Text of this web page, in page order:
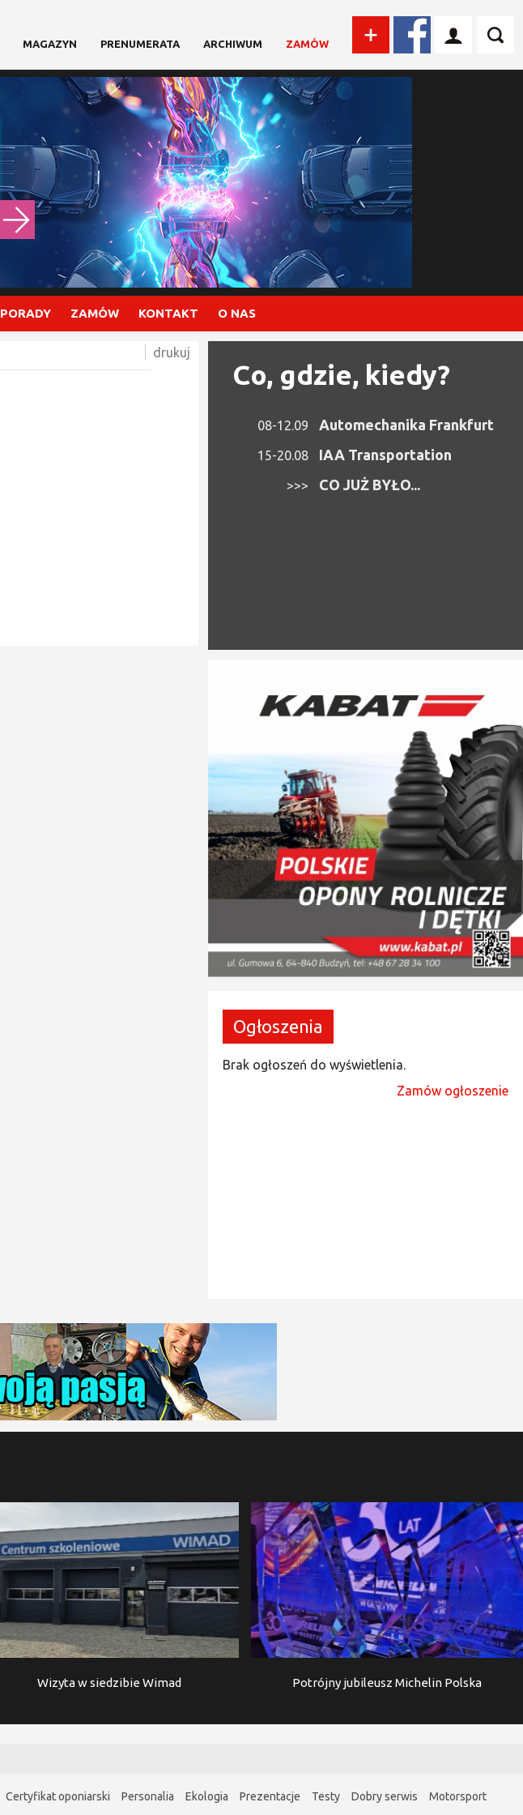
MAGAZYN PRENUMERATA ARCHIWUM ZAMÓW
PORADY ZAMÓW KONTAKT O NAS
drukuj
Co, gdzie, kiedy?
08-12.09 Automechanika Frankfurt
15-20.08 IAA Transportation
>>> CO JUŻ BYŁO...
Ogłoszenia
Brak ogłoszeń do wyświetlenia.
Zamów ogłoszenie
Wizyta w siedzibie Wimad Potrójny jubileusz Michelin Polska
Certyfikat oponiarski Personalia Ekologia Prezentacje Testy Dobry serwis
Motorsport